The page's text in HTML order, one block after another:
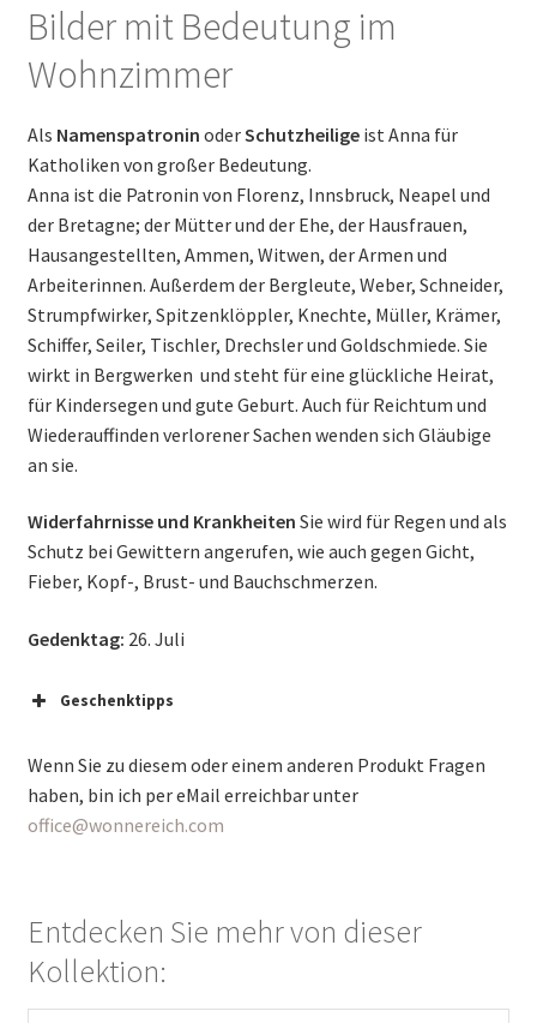
Bilder mit Bedeutung im
Wohnzimmer
Als Namenspatronin oderSchutzheiligeist Anna für
Katholiken von großer Bedeutung.
Anna ist die Patronin von Florenz, Innsbruck, Neapel und
der Bretagne; der Mütter und der Ehe, der Hausfrauen,
Hausangestellten, Ammen, Witwen, der Armen und
Arbeiterinnen. Außerdem der Bergleute, Weber, Schneider,
Strumpfwirker, Spitzenklöppler, Knechte, Müller, Krämer,
Schiffer, Seiler, Tischler, Drechsler und Goldschmiede. Sie
wirkt in Bergwerken und steht für eine glückliche Heirat,
für Kindersegen und gute Geburt. Auch für Reichtum und
Wiederauffinden verlorener Sachen wenden sich Gläubige
an sie.
Widerfahrnisse und Krankheiten Sie wird für Regen und als
Schutz bei Gewittern angerufen, wie auch gegen Gicht,
Fieber, Kopf-, Brust- und Bauchschmerzen.
Gedenktag: 26. Juli
Geschenktipps
Wenn Sie zu diesem oder einem anderen Produkt Fragen
haben, bin ich per eMail erreichbar unter
office@wonnereich.com
Entdecken Sie mehr von dieser
Kollektion: